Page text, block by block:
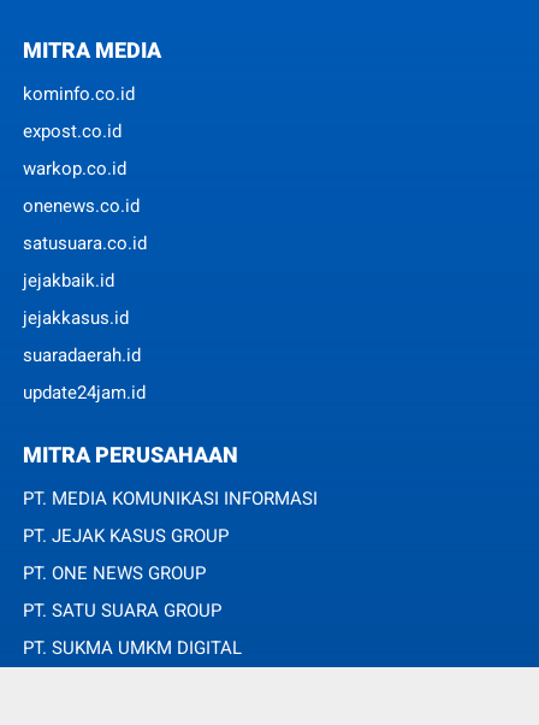
MITRA MEDIA
kominfo.co.id
expost.co.id
warkop.co.id
onenews.co.id
satusuara.co.id
jejakbaik.id
jejakkasus.id
suaradaerah.id
update24jam.id
MITRA PERUSAHAAN
PT. MEDIA KOMUNIKASI INFORMASI
PT. JEJAK KASUS GROUP
PT. ONE NEWS GROUP
PT. SATU SUARA GROUP
PT. SUKMA UMKM DIGITAL